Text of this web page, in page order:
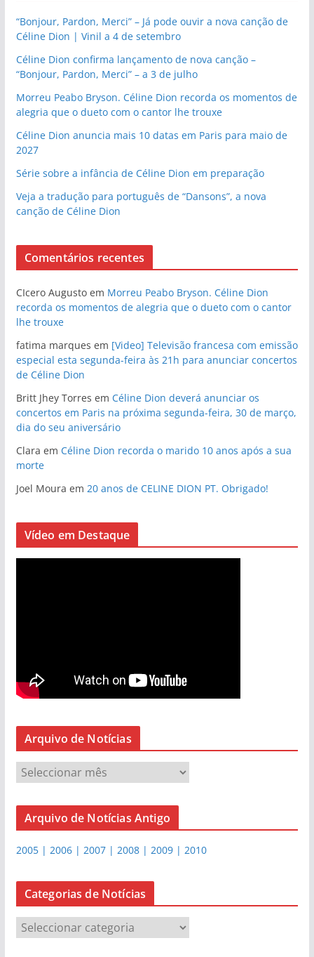
“Bonjour, Pardon, Merci” – Já pode ouvir a nova canção de
Céline Dion | Vinil a 4 de setembro
Céline Dion confirma lançamento de nova canção –
“Bonjour, Pardon, Merci” – a 3 de julho
Morreu Peabo Bryson. Céline Dion recorda os momentos de
alegria que o dueto com o cantor lhe trouxe
Céline Dion anuncia mais 10 datas em Paris para maio de
2027
Série sobre a infância de Céline Dion em preparação
Veja a tradução para português de “Dansons”, a nova
canção de Céline Dion
Comentários recentes
CIcero Augustoem Morreu Peabo Bryson. Céline Dion
recorda os momentos de alegria que o dueto com o cantor
lhe trouxe
fatima marques em [Video] Televisão francesa com emissão
especial esta segunda-feira às 21h para anunciar concertos
de Céline Dion
Britt Jhey Torres em Céline Dion deverá anunciar os
concertos em Paris na próxima segunda-feira, 30 de março,
dia do seu aniversário
Clara em Céline Dion recorda o marido 10 anos após a sua
morte
Joel Moura em 20 anos de CELINE DION PT. Obrigado!
Vídeo em Destaque
Arquivo de Notícias
r
q
v
e
N
Arquivo de Notícias Antigo
2005 | 2006 | 2007 | 2008 | 2009 | 2010
Categorias de Notícias
a